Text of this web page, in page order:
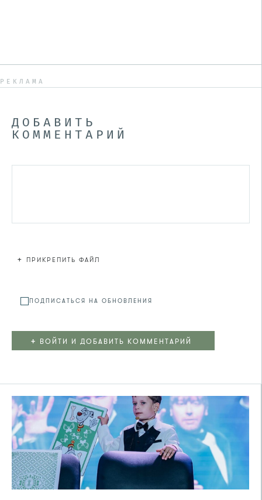
РЕКЛАМА
ДОБАВИТЬ
КОММЕНТАРИЙ
+ ПРИКРЕПИТЬ ФАЙЛ
ПОДПИСАТЬСЯ НА ОБНОВЛЕНИЯ
+ ВОЙТИ И ДОБАВИТЬ КОММЕНТАРИЙ